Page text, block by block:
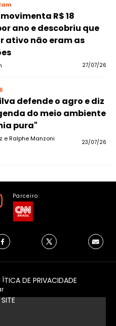
R$ 18
ano e descobriu que
ativo não eram as
27/07/26
defende o agro e diz
do meio ambiente
pura"
e Ralphe Manzoni
23/07/26
Parceiro:
DE PRIVACIDADE